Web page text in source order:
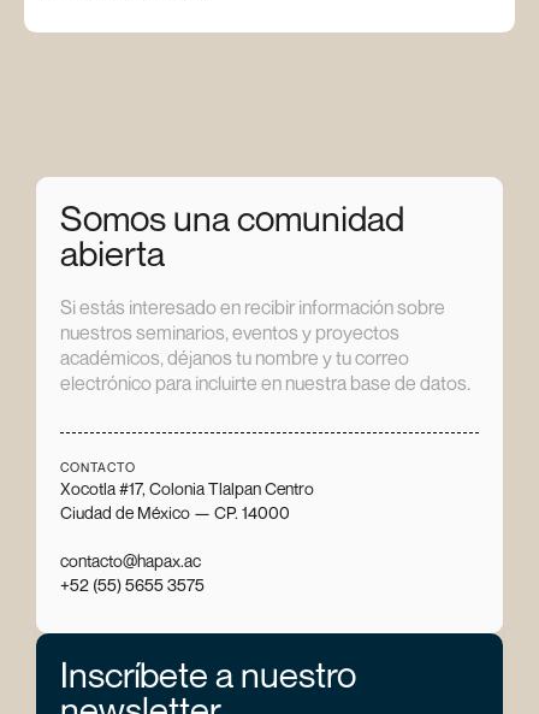
Somos una comunidad
abierta
Si estás interesado en recibir información sobre
nuestros seminarios, eventos y proyectos
académicos, déjanos tu nombre y tu correo
electrónico para incluirte en nuestra base de datos.
CONTACTO
Xocotla #17, Colonia Tlalpan Centro
Ciudad de México — CP. 14000
contacto@hapax.ac
+52 (55) 5655 3575
Inscríbete a nuestro